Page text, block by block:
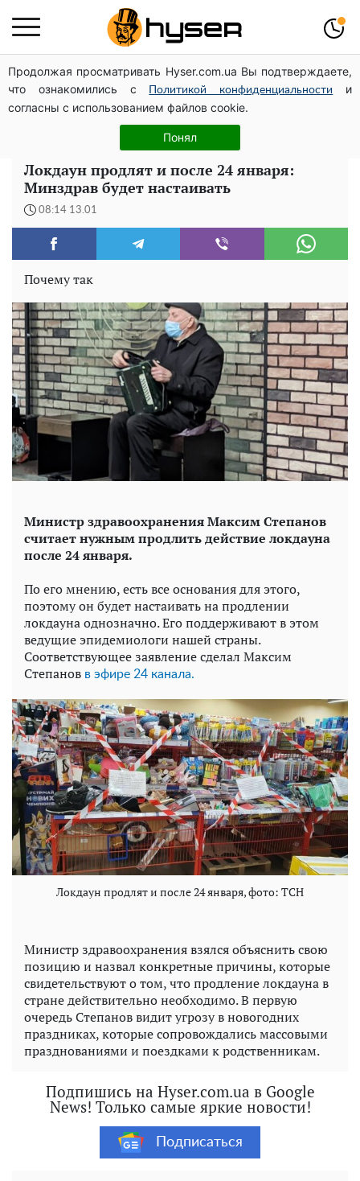
Продолжая просматривать Hyser.com.ua Вы подтверждаете,
что ознакомились с
Политикой конфиденциальности
и
согласны с использованием файлов cookie.
Понял
Елена Тополя слив видео – это далеко не все:
фронтмен "Антитела" Тарас Тополя стал следующим
Полностью голая Анна Тринчер блеснула
"прелестями": таких размеров вы еще не видели
Локдаун продлят и после 24 января:
Минздрав будет настаивать
08:14 13.01
Почему так
Министр здравоохранения Максим Степанов
считает нужным продлить действие локдауна
после 24 января.
По его мнению, есть все основания для этого,
поэтому он будет настаивать на продлении
локдауна однозначно. Его поддерживают в этом
ведущие эпидемиологи нашей страны.
Соответствующее заявление сделал Максим
Степанов в эфире 24 канала.
Локдаун продлят и после 24 января, фото: ТСН
Министр здравоохранения взялся объяснить свою
позицию и назвал конкретные причины, которые
свидетельствуют о том, что продление локдауна в
стране действительно необходимо. В первую
очередь Степанов видит угрозу в новогодних
праздниках, которые сопровождались массовыми
празднованиями и поездками к родственникам.
Подпишись на Hyser.com.ua в Google
News! Только самые яркие новости!
Подписаться